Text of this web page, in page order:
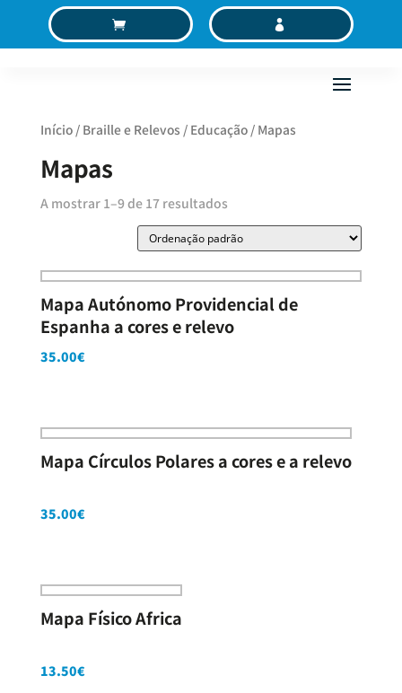
C MC
Início/ Braille e Relevos / Educação/ Mapas
Mapas
A mostrar 1–9 de 17 resultados
Mapa Autónomo Providencial de
Espanha a cores e relevo
35.00€
Mapa Círculos Polares a cores e a relevo
35.00€
Mapa Físico Africa
13.50€